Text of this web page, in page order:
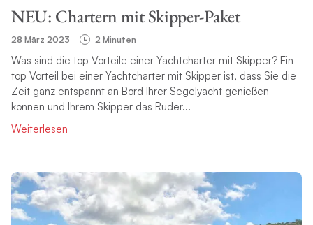
NEU: Chartern mit Skipper-Paket
28 März 2023 2 Minuten
Was sind die top Vorteile einer Yachtcharter mit Skipper? Ein
top Vorteil bei einer Yachtcharter mit Skipper ist, dass Sie die
Zeit ganz entspannt an Bord Ihrer Segelyacht genießen
können und Ihrem Skipper das Ruder...
Weiterlesen